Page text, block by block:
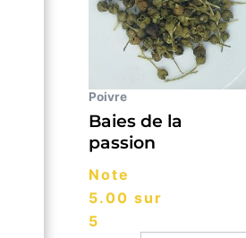
Poivre
Baies de la
passion
Note
5.00 sur
5